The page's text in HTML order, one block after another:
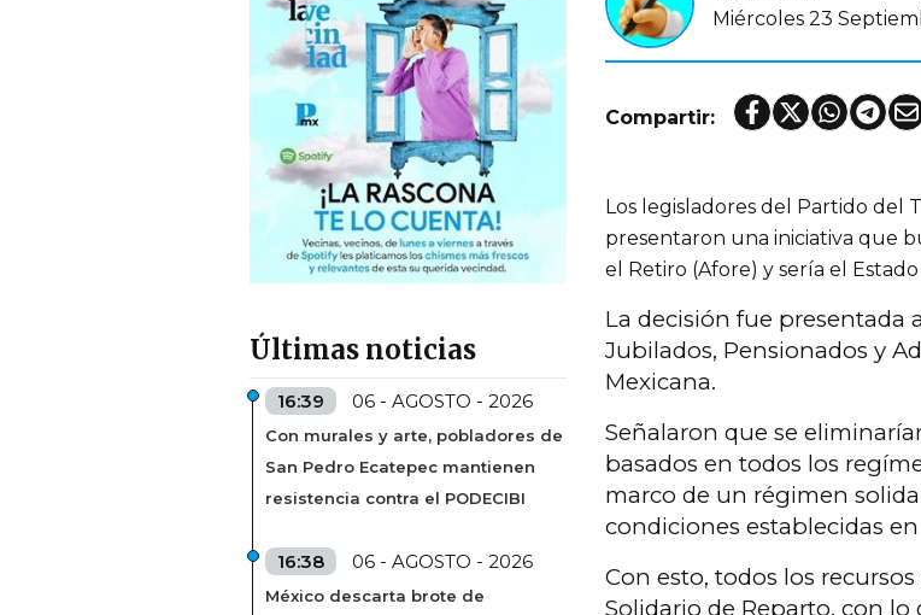
Últimas noticias
16:39 06 - AGOSTO - 2026
Con murales y arte, pobladores de
San Pedro Ecatepec mantienen
resistencia contra el PODECIBI
16:38 06 - AGOSTO - 2026
México descarta brote de
Miércoles 23
Compartir:
Los legisladores del Partido del
presentaron una iniciativa que
el Retiro (Afore) y sería el
La decisión fue presentada
Jubilados, Pensionados y
Mexicana.
Señalaron que se
basados en todos los
marco de un régimen
condiciones establecidas
Con esto, todos los
Solidario de Reparto, con